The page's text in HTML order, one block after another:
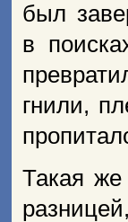
был
в
гнили,
Такая же